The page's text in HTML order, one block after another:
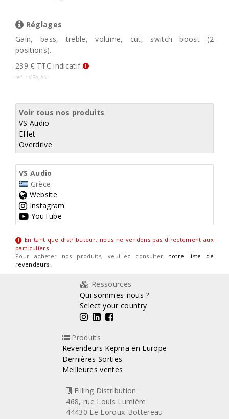
Réglages
Gain, bass, treble, volume, cut, switch boost (2
positions).
239 € TTC indicatif
ref. : VSAJAN
Voir tous nos produits
VS Audio
Effet
Overdrive
VS Audio
Grèce
Website
Instagram
YouTube
En tant que distributeur, nous ne vendons pas directement aux
particuliers.
Pour acheter nos produits, veuillez consulter notre liste de
revendeurs.
Ressources
Qui sommes-nous ?
Select your country
Produits
Revendeurs Kepma en Europe
Dernières Sorties
Meilleures ventes
Filling Distribution
468, rue Louis Lumière
44430 Le Loroux-Bottereau